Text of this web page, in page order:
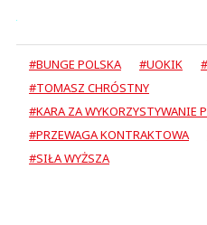
#BUNGE POLSKA #UOKIK
#TOMASZ CHRÓSTNY
#KARA ZA WYKORZYSTYWANIE
#PRZEWAGA KONTRAKTOWA
#SIŁA WYŻSZA